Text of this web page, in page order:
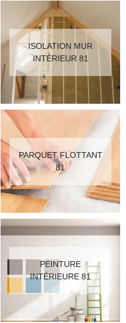
ISOLATION MUR
INTÉRIEUR 81
PARQUET FLOTTANT
81
PEINTURE
INTÉRIEURE 81